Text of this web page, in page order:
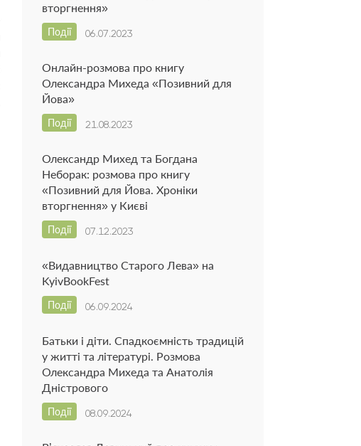
вторгнення»
06.07.2023
Події
Онлайн-розмова про книгу
Олександра Михеда «Позивний для
Йова»
21.08.2023
Події
Олександр Михед та Богдана
Неборак: розмова про книгу
«Позивний для Йова. Хроніки
вторгнення» у Києві
07.12.2023
Події
«Видавництво Старого Лева» на
KyivBookFest
06.09.2024
Події
Батьки і діти. Спадкоємність традицій
у житті та літературі. Розмова
Олександра Михеда та Анатолія
Дністрового
08.09.2024
Події